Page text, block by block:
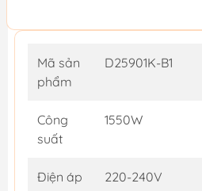
Mã sản
phẩm
D25901K-B1
Công
suất
1550W
Điện áp 220-240V